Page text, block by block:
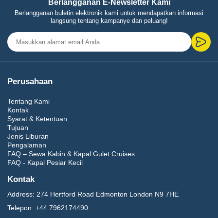
Kroasia sangat ideal untuk pengunjung pertama kali, penggemar
berlayar, keluarga, dan pelancong mewah.Tur Kroasiakami
menyediakan pengalaman autentik yang mulus dengan kenyamanan
7-Hari Sorotan Kroasia
Dubrovnik – Split – Danau Plitvice – Hvar
Ideal untuk pengunjung pertama kali yang mencari
budaya, sejarah, dan keindahan pantai.
10-Hari Kroasia & Pulau-Pulau
Adriatik
Dubrovnik – Split – Hvar – Korčula – Brač
berlayar yang tak terlupakan.
Berlangganan E-Newsletter Kami
Berlangganan buletin elektronik kami untuk mendapatkan informasi
langsung tentang kampanye dan peluang!
Perusahaan
Tentang Kami
Kontak
Syarat & Ketentuan
Tujuan
Jenis Liburan
Pengalaman
FAQ – Sewa Kabin & Kapal Gulet Cruises
FAQ - Kapal Pesiar Kecil
Kontak
Address: 274 Hertford Road Edmonton London N9 7HE
Telepon: +44 7962174490